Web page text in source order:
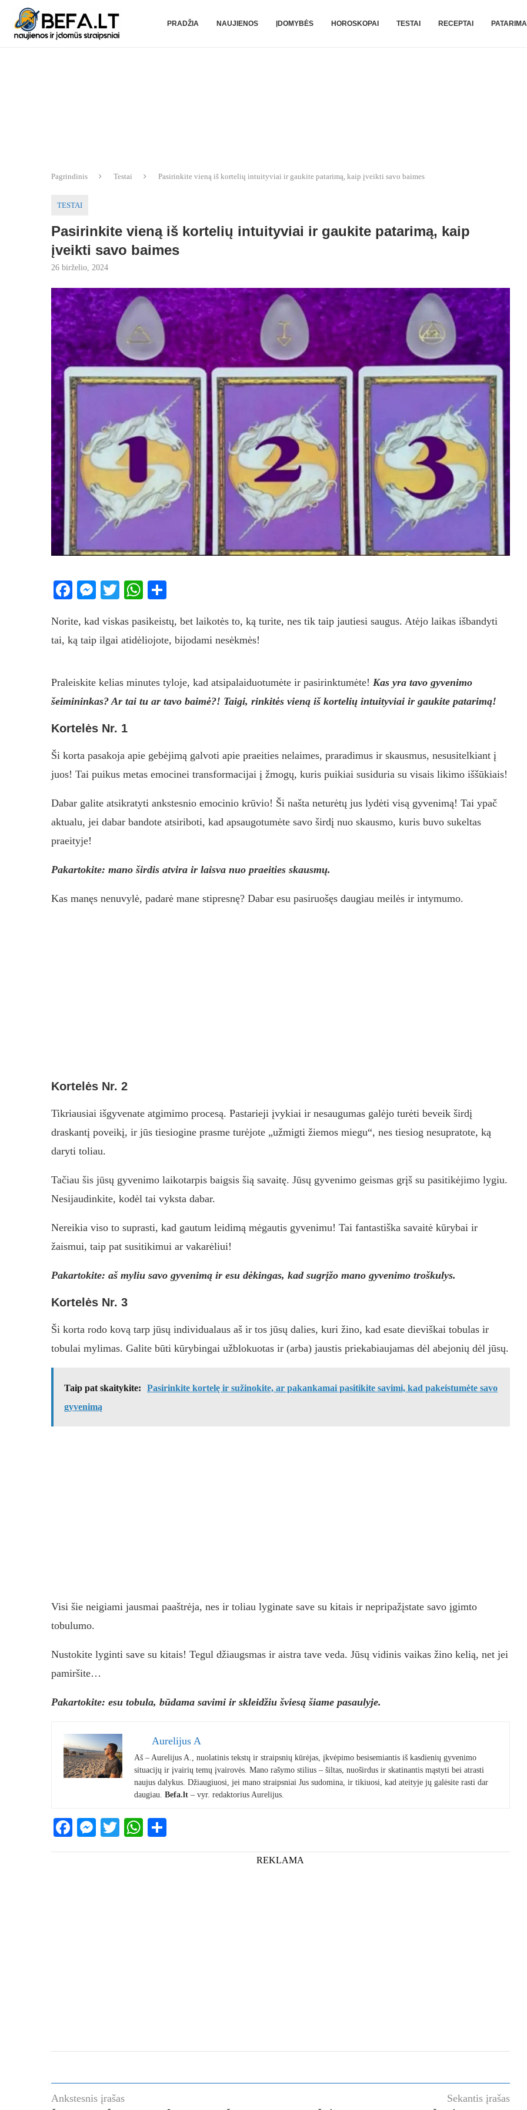
PRADŽIA NAUJIENOS ĮDOMYBĖS HOROSKOPAI TESTAI RECEPTAI PATARIMAI
Pagrindinis Testai Pasirinkite vieną iš kortelių intuityviai ir gaukite patarimą, kaip įveikti savo baimes
TESTAI
Pasirinkite vieną iš kortelių intuityviai ir gaukite patarimą, kaip
įveikti savo baimes
26 birželio, 2024
Facebook
Messenger
TwitterWhatsApp
Norite, kad viskas pasikeistų, bet laikotės to, ką turite, nes tik taip jautiesi saugus. Atėjo laikas išbandyti
tai, ką taip ilgai atidėliojote, bijodami nesėkmės!
Praleiskite kelias minutes tyloje, kad atsipalaiduotumėte ir pasirinktumėte! Kas yra tavo gyvenimo
šeimininkas? Ar tai tu ar tavo baimė?! Taigi, rinkitės vieną iš kortelių intuityviai ir gaukite patarimą!
Kortelės Nr. 1
Ši korta pasakoja apie gebėjimą galvoti apie praeities nelaimes, praradimus ir skausmus, nesusitelkiant į
juos! Tai puikus metas emocinei transformacijai į žmogų, kuris puikiai susiduria su visais likimo iššūkiais!
Dabar galite atsikratyti ankstesnio emocinio krūvio! Ši našta neturėtų jus lydėti visą gyvenimą! Tai ypač
aktualu, jei dabar bandote atsiriboti, kad apsaugotumėte savo širdį nuo skausmo, kuris buvo sukeltas
praeityje!
Pakartokite: mano širdis atvira ir laisva nuo praeities skausmų.
Kas manęs nenuvylė, padarė mane stipresnę? Dabar esu pasiruošęs daugiau meilės ir intymumo.
Kortelės Nr. 2
Tikriausiai išgyvenate atgimimo procesą. Pastarieji įvykiai ir nesaugumas galėjo turėti beveik širdį
draskantį poveikį, ir jūs tiesiogine prasme turėjote „užmigti žiemos miegu“, nes tiesiog nesupratote, ką
daryti toliau.
Tačiau šis jūsų gyvenimo laikotarpis baigsis šią savaitę. Jūsų gyvenimo geismas grįš su pasitikėjimo lygiu.
Nesijaudinkite, kodėl tai vyksta dabar.
Nereikia viso to suprasti, kad gautum leidimą mėgautis gyvenimu! Tai fantastiška savaitė kūrybai ir
žaismui, taip pat susitikimui ar vakarėliui!
Pakartokite: aš myliu savo gyvenimą ir esu dėkingas, kad sugrįžo mano gyvenimo troškulys.
Kortelės Nr. 3
Ši korta rodo kovą tarp jūsų individualaus aš ir tos jūsų dalies, kuri žino, kad esate dieviškai tobulas ir
tobulai mylimas. Galite būti kūrybingai užblokuotas ir (arba) jaustis priekabiaujamas dėl abejonių dėl jūsų.
Taip pat skaitykite:
Pasirinkite kortelę ir sužinokite, ar pakankamai pasitikite savimi, kad pakeistumėte savo
gyvenimą
Visi šie neigiami jausmai paaštrėja, nes ir toliau lyginate save su kitais ir nepripažįstate savo įgimto
tobulumo.
Nustokite lyginti save su kitais! Tegul džiaugsmas ir aistra tave veda. Jūsų vidinis vaikas žino kelią, net jei
pamiršite…
Pakartokite: esu tobula, būdama savimi ir skleidžiu šviesą šiame pasaulyje.
Aurelijus A
Aš – Aurelijus A., nuolatinis tekstų ir straipsnių kūrėjas, įkvėpimo besisemiantis iš kasdienių gyvenimo
situacijų ir įvairių temų įvairovės. Mano rašymo stilius – šiltas, nuoširdus ir skatinantis mąstyti bei atrasti
naujus dalykus. Džiaugiuosi, jei mano straipsniai Jus sudomina, ir tikiuosi, kad ateityje jų galėsite rasti dar
daugiau. Befa.lt – vyr. redaktorius Aurelijus.
Facebook
Messenger
TwitterWhatsApp
REKLAMA
Ankstesnis įrašas Sekantis įrašas